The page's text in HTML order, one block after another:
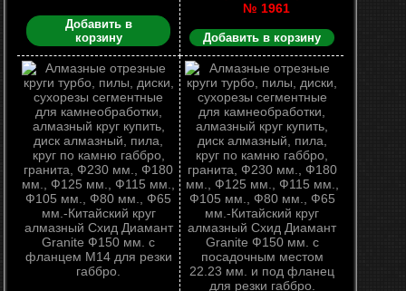
Добавить в
корзину
№ 1961
Добавить в корзину